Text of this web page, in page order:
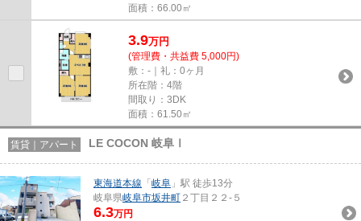
面積：66.00㎡
3.9万円
(管理費・共益費 5,000円)
敷：-｜礼：0ヶ月
所在階：4階
間取り：3DK
面積：61.50㎡
賃貸｜アパート LE COCON 岐阜Ⅰ
東海道本線 「 岐阜 」駅 徒歩13分
岐阜県岐阜市坂井町 ２丁目２２-５
6.3万円